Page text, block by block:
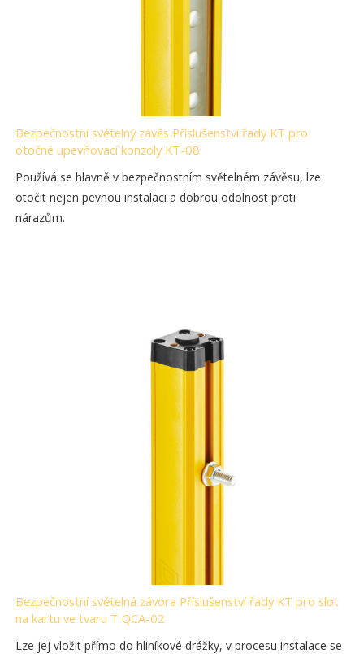
Bezpečnostní světelný závěs Příslušenství řady KT pro
otočné upevňovací konzoly KT-08
Používá se hlavně v bezpečnostním světelném závěsu, lze
otočit nejen pevnou instalaci a dobrou odolnost proti
nárazům.
Bezpečnostní světelná závora Příslušenství řady KT pro slot
na kartu ve tvaru T QCA-02
Lze jej vložit přímo do hliníkové drážky, v procesu instalace se